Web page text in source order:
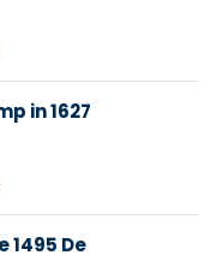
in 1627
1495 De